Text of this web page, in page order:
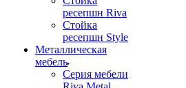
ресепшн Riva
Стойка
ресепшн Style
Металлическая
мебель
Серия мебели